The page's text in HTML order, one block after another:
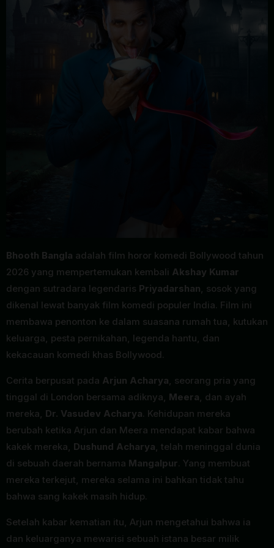
Bhooth Bangla adalah film horor komedi Bollywood tahun
2026 yang mempertemukan kembali Akshay Kumar
dengan sutradara legendaris Priyadarshan , sosok yang
dikenal lewat banyak film komedi populer India. Film ini
membawa penonton ke dalam suasana rumah tua, kutukan
keluarga, pesta pernikahan, legenda hantu, dan
kekacauan komedi khas Bollywood.
Cerita berpusat pada Arjun Acharya , seorang pria yang
tinggal di London bersama adiknya, Meera , dan ayah
mereka, Dr. Vasudev Acharya. Kehidupan mereka
berubah ketika Arjun dan Meera mendapat kabar bahwa
kakek mereka, Dushund Acharya , telah meninggal dunia
di sebuah daerah bernama Mangalpur. Yang membuat
mereka terkejut, mereka selama ini bahkan tidak tahu
bahwa sang kakek masih hidup.
Setelah kabar kematian itu, Arjun mengetahui bahwa ia
dan keluarganya mewarisi sebuah istana besar milik